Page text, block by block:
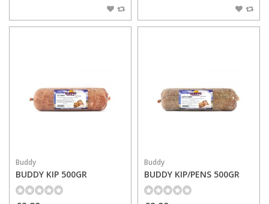
Buddy
BUDDY KIP 500GR
Buddy
BUDDY KIP/PENS 500GR